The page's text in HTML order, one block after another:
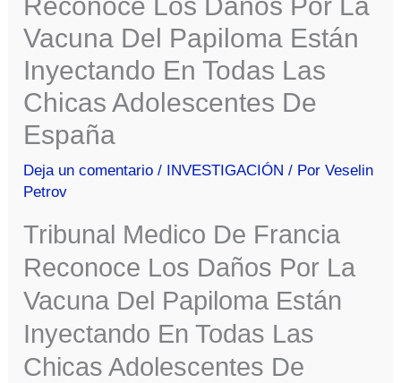
Vacuna Del Papiloma Están
Inyectando En Todas Las
Chicas Adolescentes De
España
Deja un comentario / INVESTIGACIÓN / PorVeselin
Petrov
Tribunal Medico De Francia
Reconoce Los Daños Por La
Vacuna Del Papiloma Están
Inyectando En Todas Las
Chicas Adolescentes De